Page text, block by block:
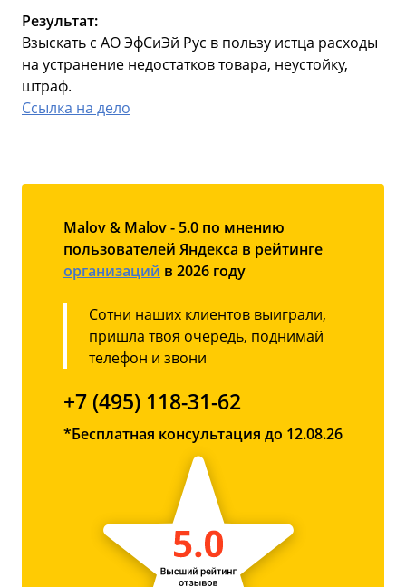
Результат:
Взыскать с АО ЭфСиЭй Рус в пользу истца расходы
на устранение недостатков товара, неустойку,
штраф.
Ссылка на дело
Malov & Malov - 5.0 по мнению
пользователей Яндекса в рейтинге
организаций в 2026 году
Сотни наших клиентов выиграли,
пришла твоя очередь, поднимай
телефон и звони
+7 (495) 118-31-62
*Бесплатная консультация до 12.08.26